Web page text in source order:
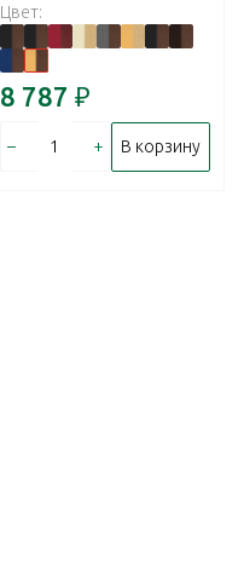
Цвет:
8 787 ₽
– + В корзину